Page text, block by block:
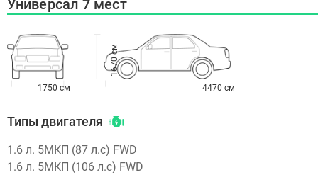
Универсал 7 мест
1750 см
1670 см
4470 см
Типы двигателя
1.6 л. 5МКП (87 л.с) FWD
1.6 л. 5МКП (106 л.с) FWD